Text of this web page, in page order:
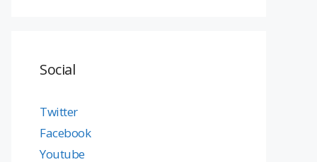
Social
Twitter
Facebook
Youtube